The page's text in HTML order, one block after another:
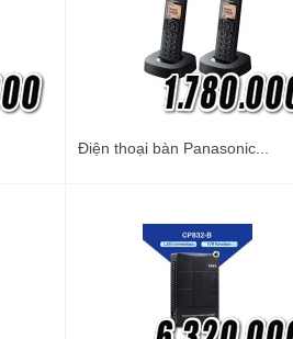
Điện thoại bàn Panasonic...